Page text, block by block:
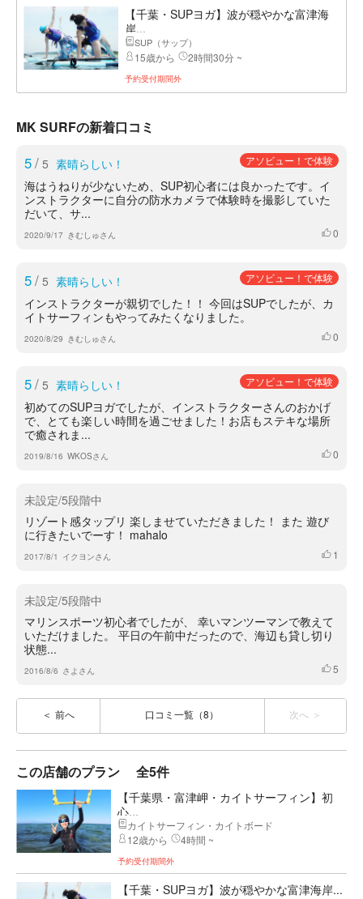
【千葉・SUPヨガ】波が穏やかな富津海
岸...
SUP（サップ）
15歳から 2時間30分 ~
予約受付期間外
MK SURFの新着口コミ
5/ 5 素晴らしい！ アソビュー！で体験
海はうねりが少ないため、SUP初心者には良かったです。イ
ンストラクターに自分の防水カメラで体験時を撮影していた
だいて、サ...
2020/9/17 きむしゅさん いいね
0
5/ 5 素晴らしい！ アソビュー！で体験
インストラクターが親切でした！！ 今回はSUPでしたが、カ
イトサーフィンもやってみたくなりました。
2020/8/29 きむしゅさん いいね
0
5/ 5 素晴らしい！ アソビュー！で体験
初めてのSUPヨガでしたが、インストラクターさんのおかげ
で、とても楽しい時間を過ごせました！お店もステキな場所
で癒されま...
2019/8/16 WKOSさん いいね
0
未設定/5段階中
リゾート感タップリ 楽しませていただきました！ また 遊び
に行きたいでーす！ mahalo
2017/8/1 イクヨンさん いいね
1
未設定/5段階中
マリンスポーツ初心者でしたが、 幸いマンツーマンで教えて
いただけました。 平日の午前中だったので、海辺も貸し切り
状態...
2016/8/6 さよさん いいね
5
前へ 口コミ一覧（8） 次へ
この店舗のプラン 全5件
【千葉県・富津岬・カイトサーフィン】初
心...
カイトサーフィン・カイトボード
12歳から
4時間 ~
予約受付期間外
【千葉・SUPヨガ】波が穏やかな富津海岸...